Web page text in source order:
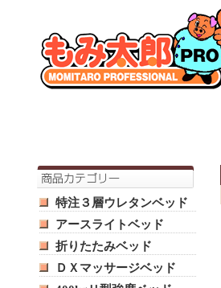
特注３層ウレタンベッド
アースライトベッド
折りたたみベッド
ＤＸマッサージベッド